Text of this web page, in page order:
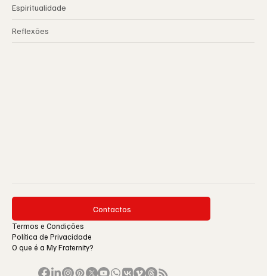
Espiritualidade
Reflexões
Contactos
Termos e Condições
Política de Privacidade
O que é a My Fraternity?